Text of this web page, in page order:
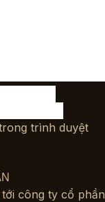
trình duyệt
công ty cổ phần